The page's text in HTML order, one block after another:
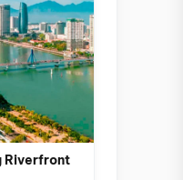
Riverfront